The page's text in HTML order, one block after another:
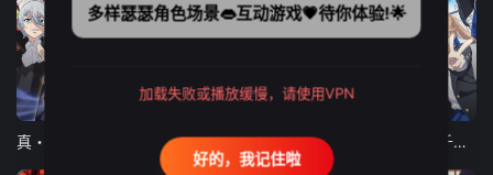
12集全
东京猫猫 NEW～♡ 弹珠汽水瓶里的千岁同学
多样瑟瑟角色场景👄互动游戏💗待你体验!🌟
加载失败或播放缓慢，请使用VPN
好的，我记住啦